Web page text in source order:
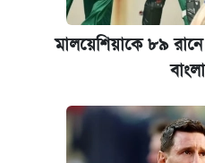
আজকের বাজারে স্বর্ণের
পাঁচ দপ্তরে নতুন সচিব
মালয়েশিয়াকে ৮৯